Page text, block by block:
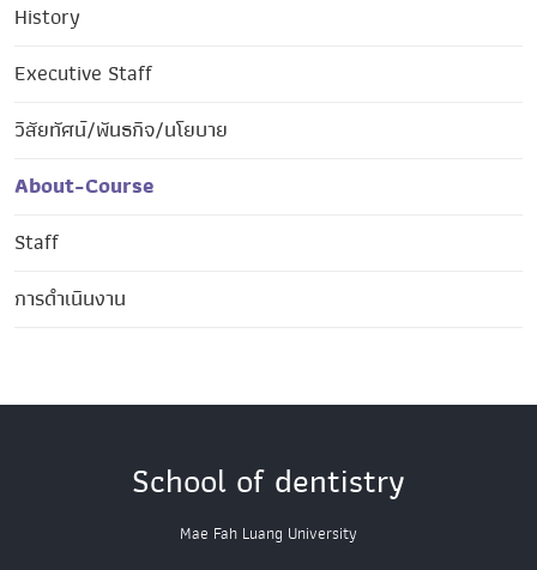
History
Executive Staff
วิสัยทัศน์/พันธกิจ/นโยบาย
About-Course
Staff
การดำเนินงาน
School of dentistry
Mae Fah Luang University